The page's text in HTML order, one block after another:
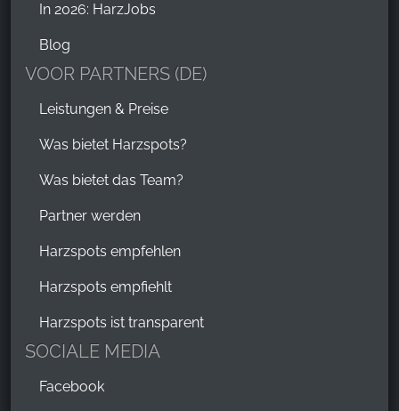
In 2026: HarzJobs
Blog
VOOR PARTNERS (DE)
Leistungen & Preise
Was bietet Harzspots?
Was bietet das Team?
Partner werden
Harzspots empfehlen
Harzspots empfiehlt
Harzspots ist transparent
SOCIALE MEDIA
Facebook